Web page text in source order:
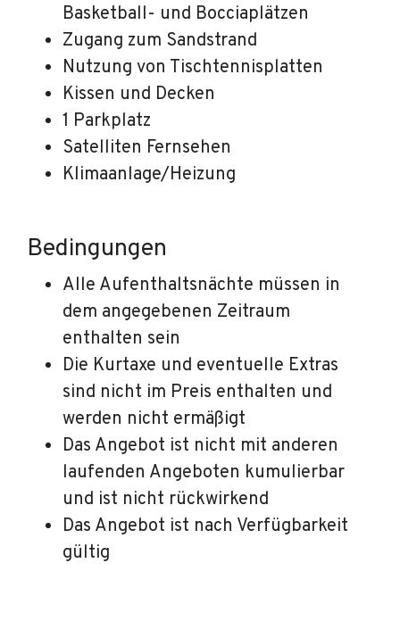
Basketball- und Bocciaplätzen
Zugang zum Sandstrand
Nutzung von Tischtennisplatten
Kissen und Decken
1 Parkplatz
Satelliten Fernsehen
Klimaanlage/Heizung
Bedingungen
Alle Aufenthaltsnächte müssen in
dem angegebenen Zeitraum
enthalten sein
Die Kurtaxe und eventuelle Extras
sind nicht im Preis enthalten und
werden nicht ermäßigt
Das Angebot ist nicht mit anderen
laufenden Angeboten kumulierbar
und ist nicht rückwirkend
Das Angebot ist nach Verfügbarkeit
gültig